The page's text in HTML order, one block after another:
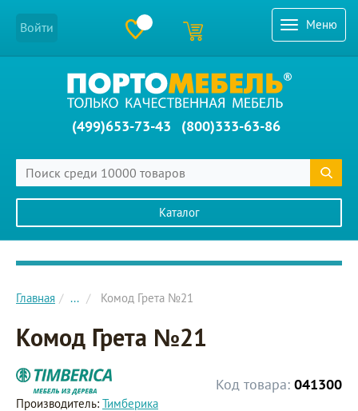
Меню
Войти
(499)653-73-43 (800)333-63-86
Каталог
Главное меню сайта
Главная ... Комод Грета №21
Комод Грета №21
Код товара: 041300
Производитель: Тимберика